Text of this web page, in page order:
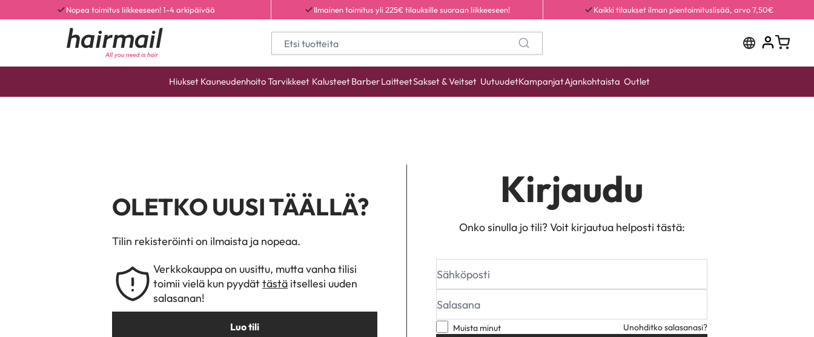
Nopea toimitus liikkeeseen! 1-4 arkipäivää Ilmainen toimitus yli 225€ tilauksille suoraan liikkeeseen! Kaikki tilaukset ilman pientoimituslisää, arvo 7,50€
Hiukset KauneudenhoitoTarvikkeet KalusteetBarberLaitteetSakset & Veitset UutuudetKampanjatAjankohtaista Outlet
OLETKO UUSI TÄÄLLÄ?
Tilin rekisteröinti on ilmaista ja nopeaa.
Verkkokauppa on uusittu, mutta vanha tilisi
toimii vielä kun pyydättästä itsellesi uuden
salasanan!
Luo tili
Kirjaudu
Onko sinulla jo tili? Voit kirjautua helposti tästä:
Muista minut Unohditko salasanasi?